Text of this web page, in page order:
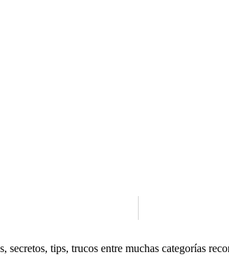
secretos, tips, trucos entre muchas categorías